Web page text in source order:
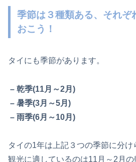
季節は３種類ある、それぞ
おこう！
タイにも季節があります。
– 乾季(11月～2月)
– 暑季(3月～5月)
– 雨季(6月～10月)
タイの1年は上記３つの季節に分け
観光に適しているのは11月～2月